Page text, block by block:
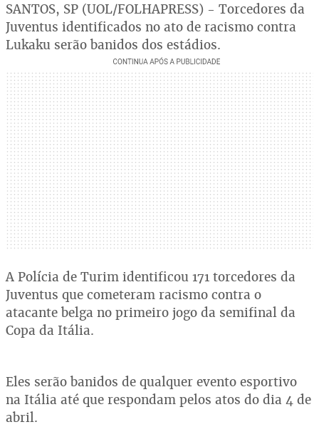
SANTOS, SP (UOL/FOLHAPRESS) - Torcedores da
Juventus identificados no ato de racismo contra
Lukaku serão banidos dos estádios.
A Polícia de Turim identificou 171 torcedores da
Juventus que cometeram racismo contra o
atacante belga no primeiro jogo da semifinal da
Copa da Itália.
Eles serão banidos de qualquer evento esportivo
na Itália até que respondam pelos atos do dia 4 de
abril.